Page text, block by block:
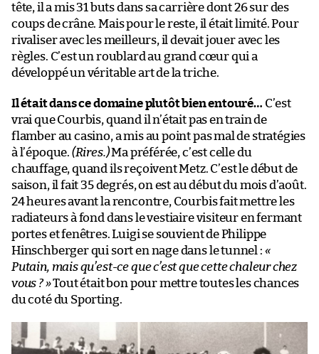
tête, il a mis 31 buts dans sa carrière dont 26 sur des
coups de crâne. Mais pour le reste, il était limité. Pour
rivaliser avec les meilleurs, il devait jouer avec les
règles. C’est un roublard au grand cœur qui a
développé un véritable art de la triche.
Il était dans ce domaine plutôt bien entouré… C’est
vrai que Courbis, quand il n’était pas en train de
flamber au casino, a mis au point pas mal de stratégies
à l’époque. (Rires.)Ma préférée, c’est celle du
chauffage, quand ils reçoivent Metz. C’est le début de
saison, il fait 35 degrés, on est au début du mois d’août.
24 heures avant la rencontre, Courbis fait mettre les
radiateurs à fond dans le vestiaire visiteur en fermant
portes et fenêtres. Luigi se souvient de Philippe
Hinschberger qui sort en nage dans le tunnel : «
Putain, mais qu’est-ce que c’est que cette chaleur chez
vous ? »Tout était bon pour mettre toutes les chances
du coté du Sporting.